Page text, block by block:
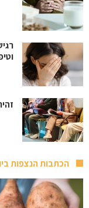
הכתבות הנצפות